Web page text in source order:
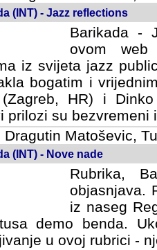
(INT) - Jazz reflections
Barikada -
ovom web
iz svijeta jazz
bogatim i
HR) i
prilozi su bezvremeni
Dragutin Matoševic,
(INT) - Nove nade
Rubrika,
objasnjava.
iz naseg
demo benda.
u ovoj rubrici -